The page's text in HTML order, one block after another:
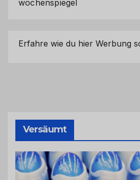
wochenspiegel
Erfahre wie du hier Werbung
Versäumt